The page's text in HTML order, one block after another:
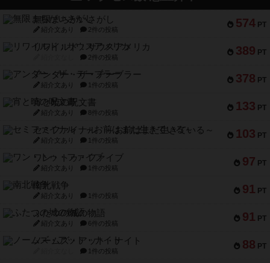
574 PT
無限まちがいさがし
紹介文あり 2件の投稿
389 PT
リワイルド：サウスアメリカ
2件の投稿
378 PT
アンダー・ザ・テーブラー
紹介文あり 1件の投稿
133 PT
宵と暁の呪文書
紹介文あり 8件の投稿
103 PT
セミファイナル ～お前はまだ生きている～
紹介文あり 1件の投稿
97 PT
ワン・トゥ・ファイブ
紹介文あり 1件の投稿
91 PT
南北戦争
紹介文あり 1件の投稿
91 PT
ふたつの城の物語
紹介文あり 6件の投稿
88 PT
ノームズ・アット・ナイト
1件の投稿